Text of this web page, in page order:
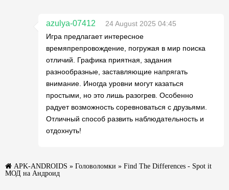
azulya-07412
24 August 2025 04:45
Игра предлагает интересное
времяпрепровождение, погружая в мир поиска
отличий. Графика приятная, задания
разнообразные, заставляющие напрягать
внимание. Иногда уровни могут казаться
простыми, но это лишь разогрев. Особенно
радует возможность соревноваться с друзьями.
Отличный способ развить наблюдательность и
отдохнуть!
APK-ANDROIDS » Головоломки » Find The Differences - Spot it
МОД на Андроид